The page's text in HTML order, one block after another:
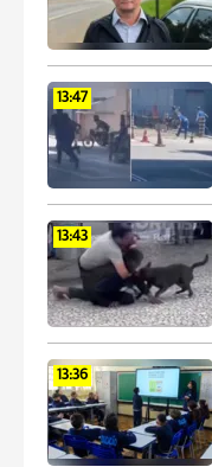
13:47
13:43
13:36